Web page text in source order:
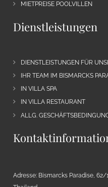
MIETPREISE POOLVILLEN
Dienstleistungen
DIENSTLEISTUNGEN FÜR
IHR TEAM IM BISMARCKS
IN VILLA SPA
IN VILLA RESTAURANT
ALLG.
Adresse: Bismarcks Paradise, 62/